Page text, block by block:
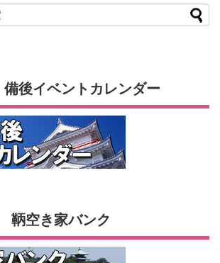
備後イベントカレンダー
鞆空き家バンク